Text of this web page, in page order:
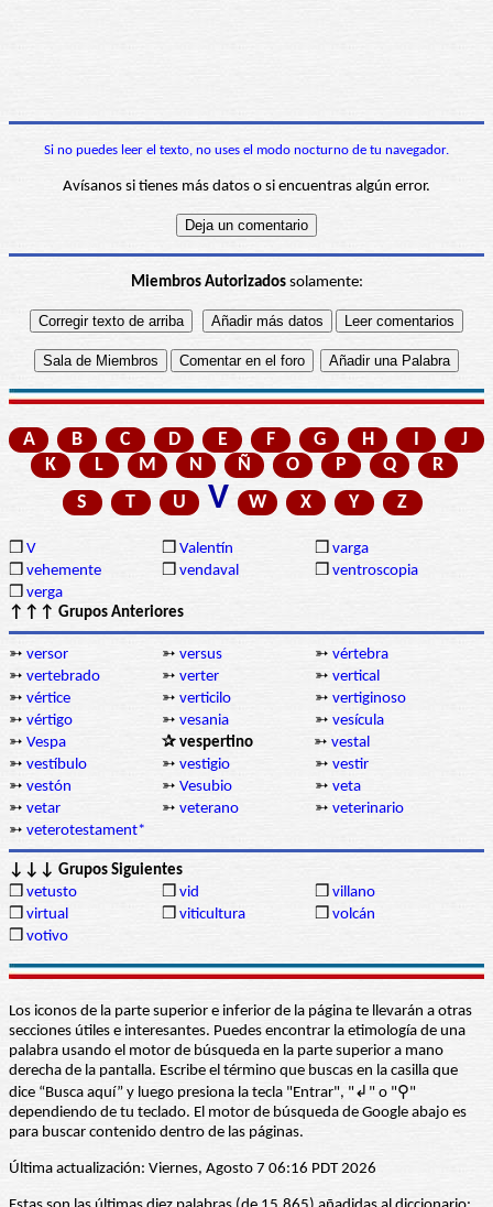
Si no puedes leer el texto, no uses el modo nocturno de tu navegador.
Avísanos si tienes más datos o si encuentras algún error.
Miembros Autorizadossolamente:
A B C D E F G H
J
K
L M N Ñ O P Q
R
S
T U V W X Y Z
❒ V ❒ Valentín ❒ varga
❒ vehemente ❒ vendaval ❒ ventroscopia
❒ verga
↑↑↑ Grupos Anteriores
➳ versor ➳ versus ➳ vértebra
➳ vertebrado ➳ verter ➳ vertical
➳ vértice ➳ verticilo ➳ vertiginoso
➳ vértigo ➳ vesania ➳ vesícula
➳ Vespa ✰ vespertino ➳ vestal
➳ vestíbulo ➳ vestigio ➳ vestir
➳ vestón ➳ Vesubio ➳ veta
➳ vetar ➳ veterano ➳ veterinario
➳ veterotestament*
↓↓↓ Grupos Siguientes
❒ vetusto ❒ vid ❒ villano
❒ virtual ❒ viticultura ❒ volcán
❒ votivo
Los iconos de la parte superior e inferior de la página te llevarán a otras
secciones útiles e interesantes. Puedes encontrar la etimología de una
palabra usando el motor de búsqueda en la parte superior a mano
derecha de la pantalla. Escribe el término que buscas en la casilla que
dice “Busca aquí” y luego presiona la tecla "Entrar", "↲" o "⚲"
dependiendo de tu teclado. El motor de búsqueda de Google abajo es
para buscar contenido dentro de las páginas.
Última actualización: Viernes, Agosto 7 06:16 PDT 2026